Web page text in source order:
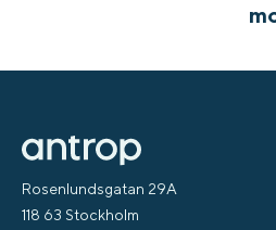
Rosenlundsgatan 29A
118 63 Stockholm